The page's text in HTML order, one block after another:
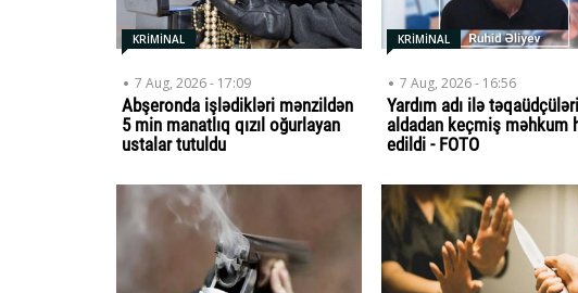
KRİMİNAL
7 Aug, 2026 - 17:09
Abşeronda işlədikləri mənzildən
5 min manatlıq qızıl oğurlayan
ustalar tutuldu
KRİMİNAL
7 Aug, 2026 - 16:56
Yardım adı ilə təqaüdçüləri
aldadan keçmiş məhkum
edildi - FOTO